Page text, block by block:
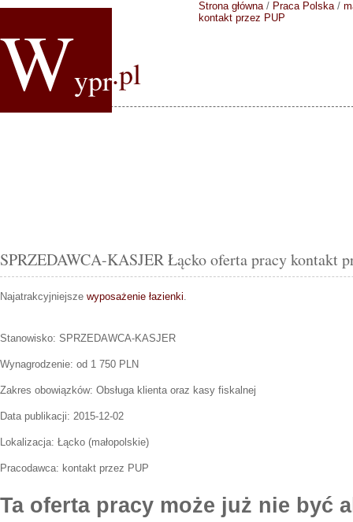
Wypr.pl
Strona główna/ Praca Polska/
kontakt przez PUP
SPRZEDAWCA-KASJER Łącko oferta pracy kontakt
Najatrakcyjniejsze wyposażenie łazienki.
Stanowisko: SPRZEDAWCA-KASJER
Wynagrodzenie: od 1 750 PLN
Zakres obowiązków: Obsługa klienta oraz kasy fiskalnej
Data publikacji: 2015-12-02
Lokalizacja: Łącko (małopolskie)
Pracodawca: kontakt przez PUP
Ta oferta pracy może już nie być